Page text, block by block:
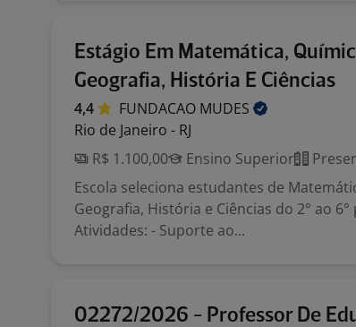
Estágio Em Matemática,
Geografia, História E Ciências
4,4 FUNDACAO MUDES
Rio de Janeiro - RJ
R$ 1.100,00
Ensino Superior
Escola seleciona estudantes de
Geografia, História e Ciências do 2° ao
Atividades: - Suporte ao...
02272/2026 - Professor De